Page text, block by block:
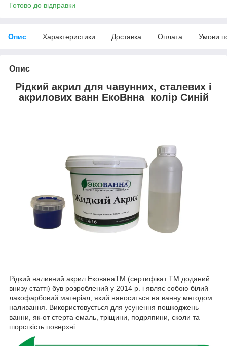
Готово до відправки
Опис Характеристики Доставка Оплата Умови
Опис
Рідкий акрил для чавунних, сталевих і
акрилових ванн ЕкоВнна колір Синій
Рідкий наливний акрил ЕкованаTM (сертифікат ТМ доданий
внизу статті) був розроблений у 2014 р. і являє собою білий
лакофарбовий матеріал, який наноситься на ванну методом
наливання. Використовується для усунення пошкоджень
ванни, як-от стерта емаль, тріщини, подряпини, сколи та
шорсткість поверхні.